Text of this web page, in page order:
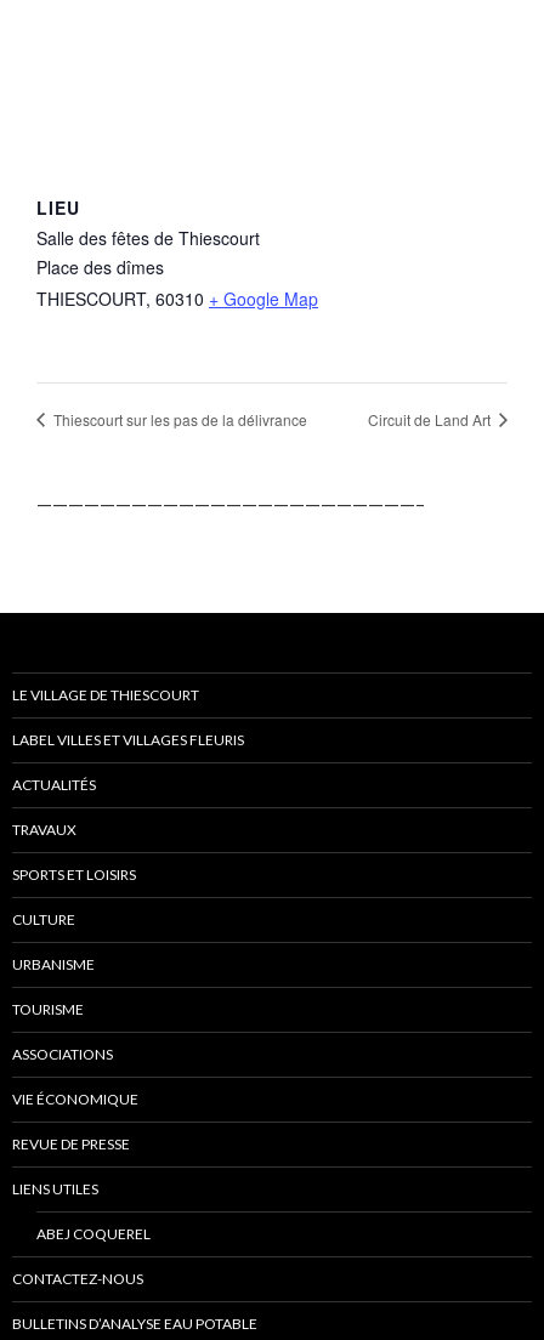
LIEU
Salle des fêtes de Thiescourt
Place des dîmes
THIESCOURT, 60310 + Google Map
Thiescourt sur les pas de la délivrance Circuit de Land Art
————————————————————————–
LE VILLAGE DE THIESCOURT
LABEL VILLES ET VILLAGES FLEURIS
ACTUALITÉS
TRAVAUX
SPORTS ET LOISIRS
CULTURE
URBANISME
TOURISME
ASSOCIATIONS
VIE ÉCONOMIQUE
REVUE DE PRESSE
LIENS UTILES
ABEJ COQUEREL
CONTACTEZ-NOUS
BULLETINS D’ANALYSE EAU POTABLE